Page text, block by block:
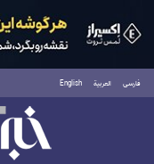
فارسی العربية English
جمعه ۱۶ مرداد ۱۴۰۵